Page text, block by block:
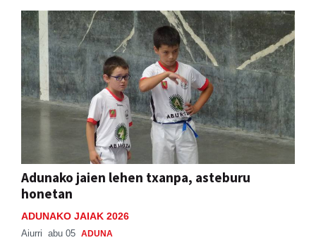
Adunako jaien lehen txanpa, asteburu
honetan
ADUNAKO JAIAK 2026
Aiurri abu 05 ADUNA